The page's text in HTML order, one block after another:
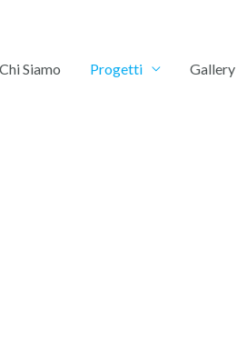
Chi Siamo Progetti Gallery